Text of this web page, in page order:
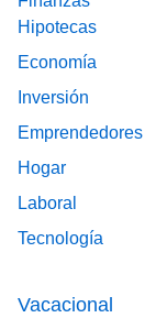
Hipotecas
Economía
Inversión
Emprendedores
Hogar
Laboral
Tecnología
Vacacional